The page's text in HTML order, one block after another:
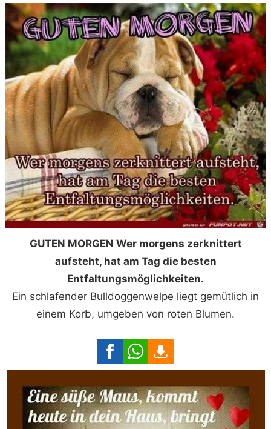
GUTEN MORGEN Wer morgens zerknittert
aufsteht, hat am Tag die besten
Entfaltungsmöglichkeiten.
Ein schlafender Bulldoggenwelpe liegt gemütlich in
einem Korb, umgeben von roten Blumen.